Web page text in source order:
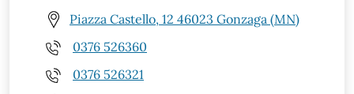
Piazza Castello, 12 46023 Gonzaga (MN)
0376 526360
0376 526321